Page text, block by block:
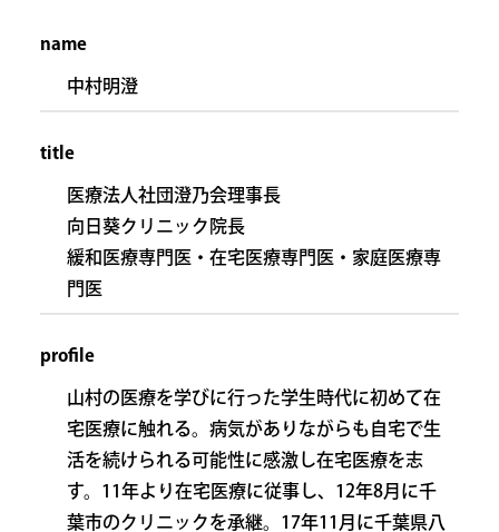
name
中村明澄
title
医療法人社団澄乃会理事長
向日葵クリニック院長
緩和医療専門医・在宅医療専門医・家庭医療専
門医
profile
山村の医療を学びに行った学生時代に初めて在
宅医療に触れる。病気がありながらも自宅で生
活を続けられる可能性に感激し在宅医療を志
す。11年より在宅医療に従事し、12年8月に千
葉市のクリニックを承継。17年11月に千葉県八